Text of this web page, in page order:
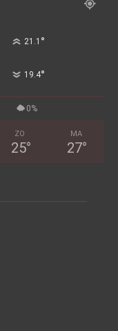
21.1 °
19.4°
0%
ZO
25°
MA
27°